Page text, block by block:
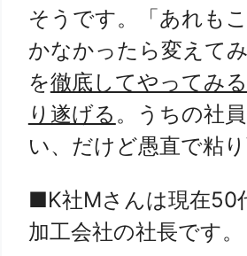
そうです。
「あれも
かなかったら変えてみ
を徹底してやってみる
り遂げる 。うちの社
い、だけど愚直で粘
■K社Mさんは現在50
加工会社の社長です。